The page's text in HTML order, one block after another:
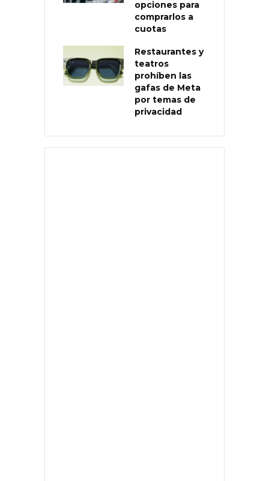
opciones para
comprarlos a
cuotas
Restaurantes y
teatros
prohíben las
gafas de Meta
por temas de
privacidad